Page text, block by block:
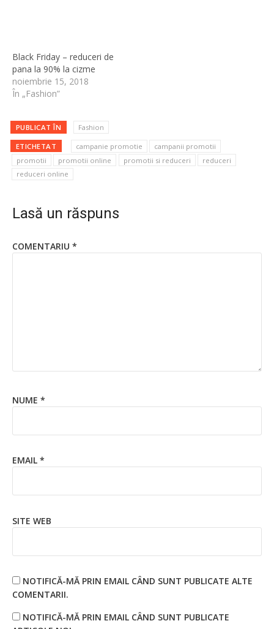
Black Friday – reduceri de
pana la 90% la cizme
noiembrie 15, 2018
În „Fashion”
PUBLICAT ÎN Fashion
ETICHETAT campanie promotie
campanii promotii
promotii
promotii online promotii si reduceri
reduceri
reduceri online
Lasă un răspuns
COMENTARIU *
NUME *
EMAIL *
SITE WEB
NOTIFICĂ-MĂ PRIN EMAIL CÂND SUNT PUBLICATE ALTE
COMENTARII.
NOTIFICĂ-MĂ PRIN EMAIL CÂND SUNT PUBLICATE